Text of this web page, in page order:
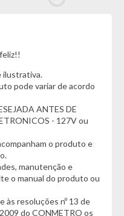
lateral, refletores
ilustrativa.
pode variar de acordo
ANTES DE
- 127V ou
o produto e
manutenção e
o manual do produto ou
às resoluções nº 13 de
do CONMETRO os